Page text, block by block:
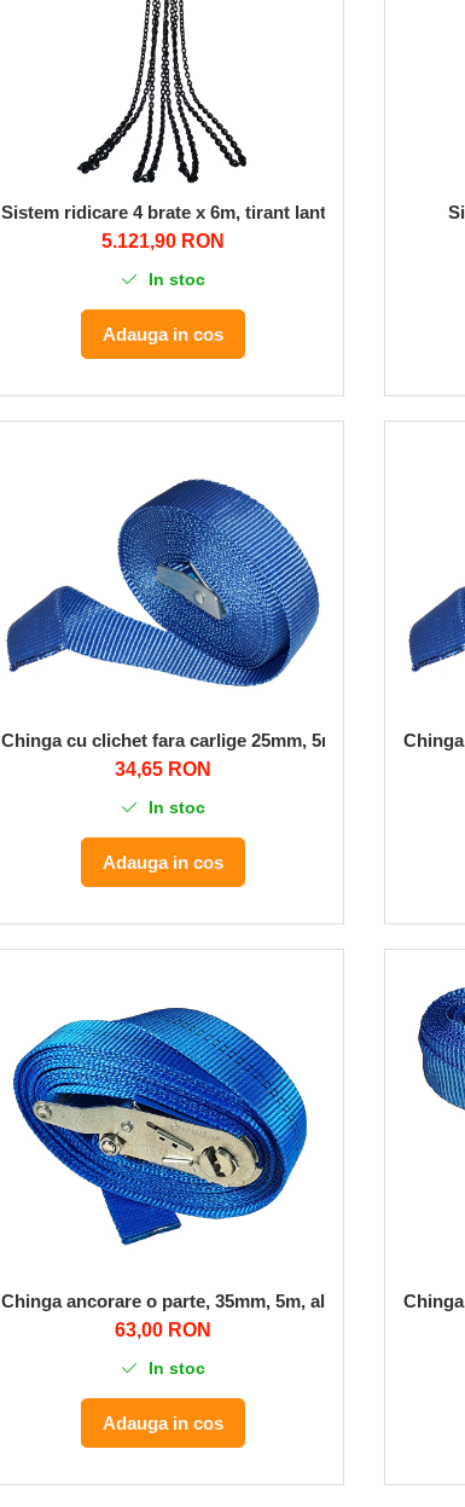
Sistem ridicare 4 brate x 6m, tirant lant CN/4GS D16
5.121,90 RON
In stoc
Adauga in cos
Chinga cu clichet fara carlige 25mm, 5m, albastru
34,65 RON
In stoc
Adauga in cos
Chinga ancorare o parte, 35mm, 5m, albastru, 1000/
63,00 RON
In stoc
Adauga in cos